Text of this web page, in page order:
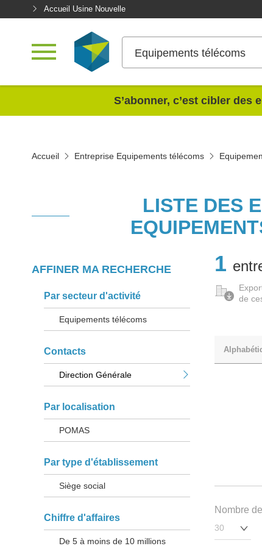
Accueil Usine Nouvelle
Equipements télécoms
S’abonner, c’est cibler
Accueil Entreprise Equipements télécoms
LISTE DES
AFFINER MA RECHERCHE
Par secteur d'activité
Equipements télécoms
Contacts
Direction Générale
Par localisation
POMAS
Par type d'établissement
Siège social
Chiffre d'affaires
De 5 à moins de 10 millions
1
de
Nombre